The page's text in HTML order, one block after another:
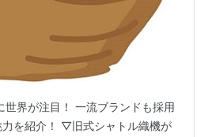
界が注目！ 一流ブランドも採用
を紹介！ ▽旧式シャトル織機が